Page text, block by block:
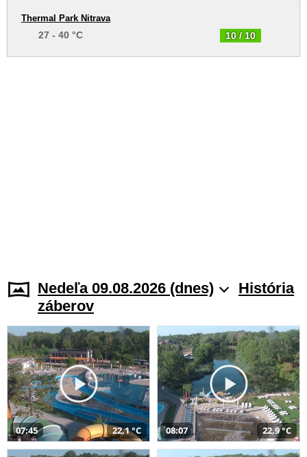
10 / 10
Thermal Park Nitrava
27 - 40 °C
Nedeľa 09.08.2026 (dnes)
História
záberov
07:45 22,1 °C 08:07 22,9 °C